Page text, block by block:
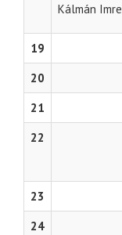
Kálmán Imre
19
20
21
22
23
24